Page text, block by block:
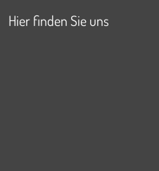
Hier finden Sie uns